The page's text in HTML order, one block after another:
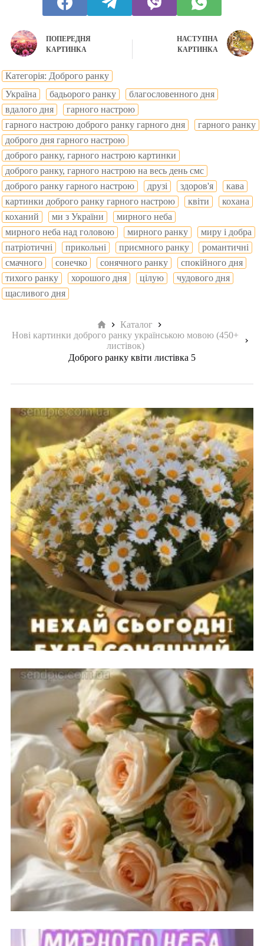
ПОПЕРЕДНЯ
КАРТИНКА
НАСТУПНА
КАРТИНКА
Категорія: Доброго ранку
Україна
бадьорого ранку
благословенного дня
вдалого дня
гарного настрою
гарного настрою доброго ранку гарного дня
гарного ранку
доброго дня гарного настрою
доброго ранку, гарного настрою картинки
доброго ранку, гарного настрою на весь день смс
доброго ранку гарного настрою
друзі здоров'я
кава
картинки доброго ранку гарного настрою
квіти
кохана
коханий
ми з України
мирного неба
мирного неба над головою
мирного ранку
миру і добра
патріотичні
прикольні приємного ранку
романтичні
смачного
сонечко сонячного ранку
спокійного дня
тихого ранку
хорошого дня цілую
чудового дня
щасливого дня
Головна
Каталог
Нові картинки доброго ранку українською мовою (450+
листівок)
Доброго ранку квіти листівка 5